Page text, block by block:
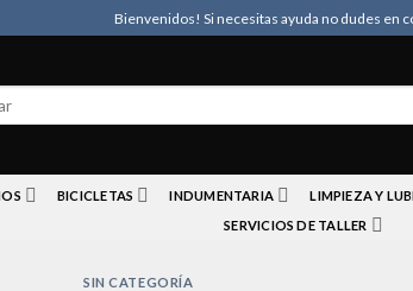
Bienvenidos! Si necesitas ayuda no dudes en
BICICLETAS INDUMENTARIA LIMPIEZA Y
SERVICIOS DE TALLER
SIN CATEGORÍA